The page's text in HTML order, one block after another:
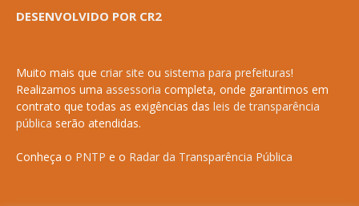
DESENVOLVIDO POR CR2
Muito mais que criar site ou sistema para prefeituras!
Realizamos uma assessoria completa, onde garantimos em
contrato que todas as exigências das leis de transparência
pública serão atendidas.
Conheça o PNTP e o Radar da Transparência Pública